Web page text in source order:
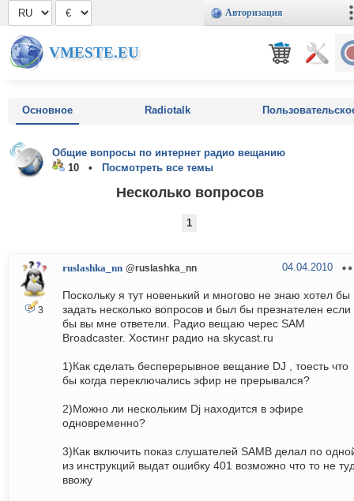
Авторизация
VMESTE.EU
Основное Radiotalk
Общие вопросы по интернет радио вещанию
10 •
Посмотреть все темы
Несколько вопросов
1
3
ruslashka_nn @ruslashka_nn 04.04.2010
Поскольку я тут новенький и многово не знаю хотел бы
задать несколько вопросов и был бы презнателен если
бы вы мне ответели. Радио вещаю черес SAM
Broadcaster. Хостинг радио на skycast.ru
1)Как сделать бесперерывное вещание DJ , тоесть что
бы когда переключались эфир не прерывался?
2)Можно ли нескольким Dj находится в эфире
одновременно?
3)Как включить показ слушателей SAMB делал по
из инструкций выдат ошибку 401 возможно что то не
ввожу